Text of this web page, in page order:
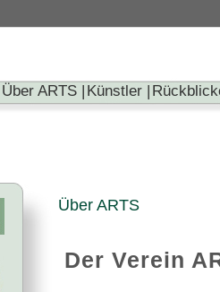
Über ARTS | Künstler |
Über ARTS
Der Verein